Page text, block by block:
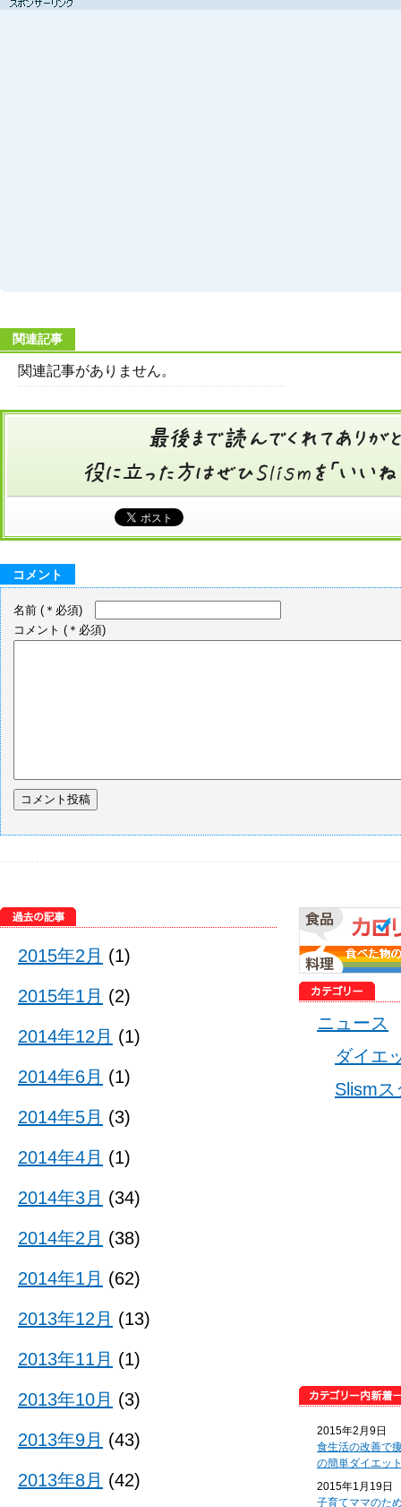
関連記事
関連記事がありません。
コメント
名前 (＊必須)
コメント (＊必須)
ニュース
ダイエ
Slism
2015年2月9日
食生活の改善で
の簡単ダイエッ
2015年1月19日
子育てママのた
2015年2月 (1)
2015年1月 (2)
2014年12月 (1)
2014年6月 (1)
2014年5月 (3)
2014年4月 (1)
2014年3月 (34)
2014年2月 (38)
2014年1月 (62)
2013年12月 (13)
2013年11月 (1)
2013年10月 (3)
2013年9月 (43)
2013年8月 (42)